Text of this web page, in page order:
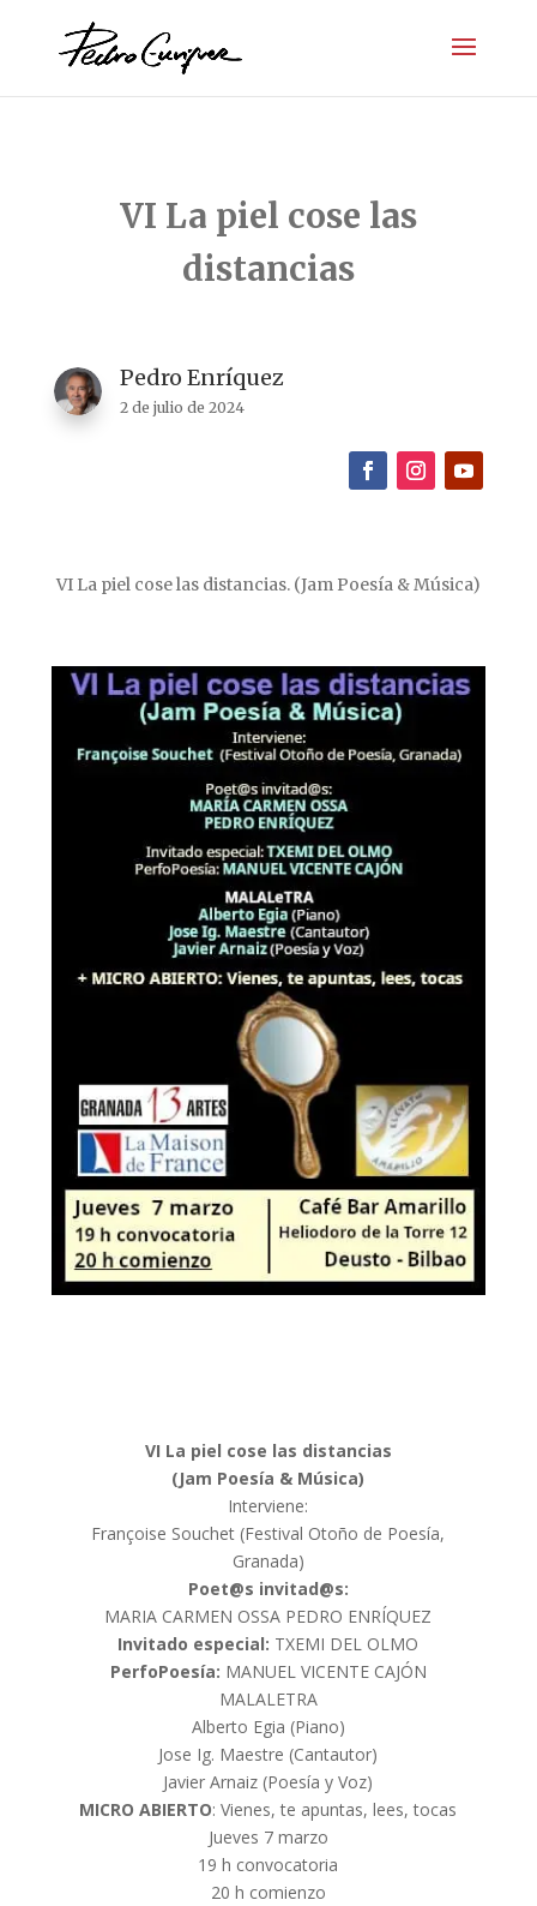
VI La piel cose las
distancias
Pedro Enríquez
2 de julio de 2024
VI La piel cose las distancias. (Jam Poesía & Música)
VI La piel cose las distancias
(Jam Poesía & Música)
Interviene:
Françoise Souchet (Festival Otoño de Poesía,
Granada)
Poet@s invitad@s:
MARIA CARMEN OSSA PEDRO ENRÍQUEZ
Invitado especial: TXEMI DEL OLMO
PerfoPoesía: MANUEL VICENTE CAJÓN
MALALETRA
Alberto Egia (Piano)
Jose Ig. Maestre (Cantautor)
Javier Arnaiz (Poesía y Voz)
MICRO ABIERTO: Vienes, te apuntas, lees, tocas
Jueves 7 marzo
19 h convocatoria
20 h comienzo